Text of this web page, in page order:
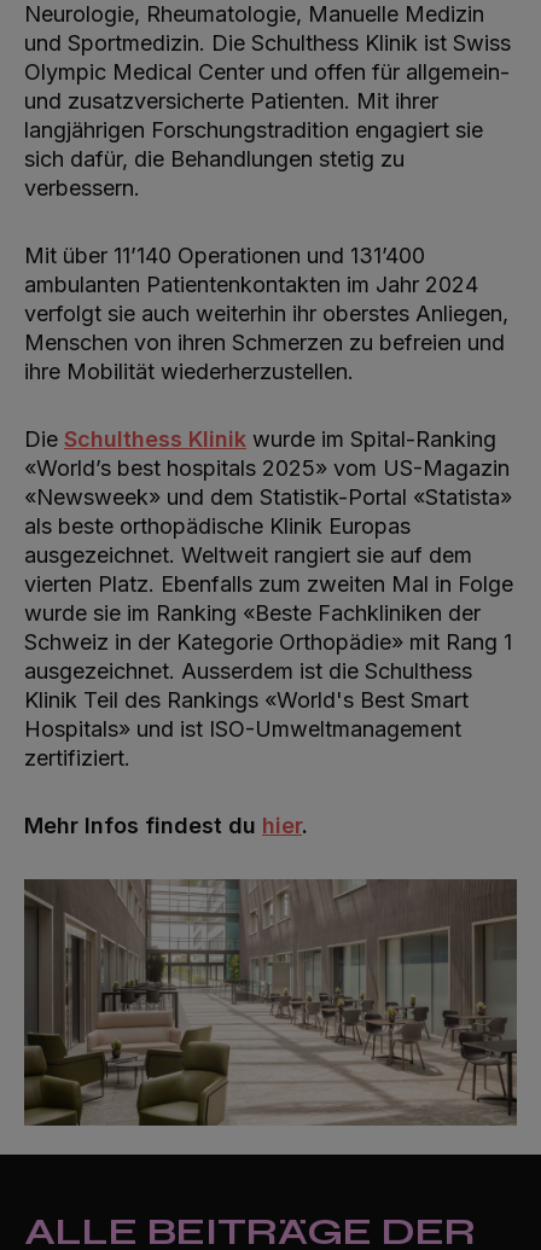
Neurologie, Rheumatologie, Manuelle Medizin
und Sportmedizin. Die Schulthess Klinik ist Swiss
Olympic Medical Center und offen für allgemein-
und zusatzversicherte Patienten. Mit ihrer
langjährigen Forschungstradition engagiert sie
sich dafür, die Behandlungen stetig zu
verbessern.
Mit über 11’140 Operationen und 131’400
ambulanten Patientenkontakten im Jahr 2024
verfolgt sie auch weiterhin ihr oberstes Anliegen,
Menschen von ihren Schmerzen zu befreien und
ihre Mobilität wiederherzustellen.
Die Schulthess Klinik wurde im Spital-Ranking
«World’s best hospitals 2025» vom US-Magazin
«Newsweek» und dem Statistik-Portal «Statista»
als beste orthopädische Klinik Europas
ausgezeichnet. Weltweit rangiert sie auf dem
vierten Platz. Ebenfalls zum zweiten Mal in Folge
wurde sie im Ranking «Beste Fachkliniken der
Schweiz in der Kategorie Orthopädie» mit Rang 1
ausgezeichnet. Ausserdem ist die Schulthess
Klinik Teil des Rankings «World's Best Smart
Hospitals» und ist ISO-Umweltmanagement
zertifiziert.
Mehr Infos findest du hier.
ALLE BEITRÄGE DER